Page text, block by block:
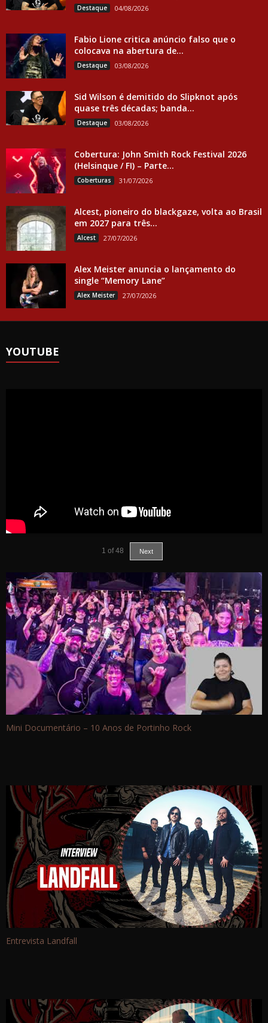
Destaque 04/08/2026
Fabio Lione critica anúncio falso que o
colocava na abertura de...
Destaque 03/08/2026
Sid Wilson é demitido do Slipknot após
quase três décadas; banda...
Destaque 03/08/2026
Cobertura: John Smith Rock Festival 2026
(Helsinque / FI) – Parte...
Coberturas 31/07/2026
Alcest, pioneiro do blackgaze, volta ao Brasil
em 2027 para três...
Alcest 27/07/2026
Alex Meister anuncia o lançamento do
single “Memory Lane”
Alex Meister 27/07/2026
YOUTUBE
1 of 48 Next
Mini Documentário – 10 Anos de Portinho Rock
Entrevista Landfall